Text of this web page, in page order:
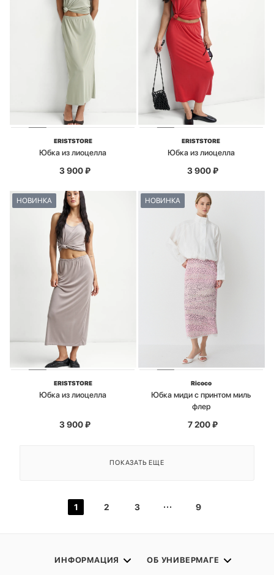
ERISTSTORE
Юбка из лиоцелла
3 900₽
ERISTSTORE
Юбка из лиоцелла
3 900₽
НОВИНКА
ERISTSTORE
Юбка из лиоцелла
3 900₽
НОВИНКА
Ricoco
Юбка миди с принтом миль
флер
7 200₽
ПОКАЗАТЬ ЕЩЕ
1 2 3 9
ИНФОРМАЦИЯ ОБ УНИВЕРМАГЕ